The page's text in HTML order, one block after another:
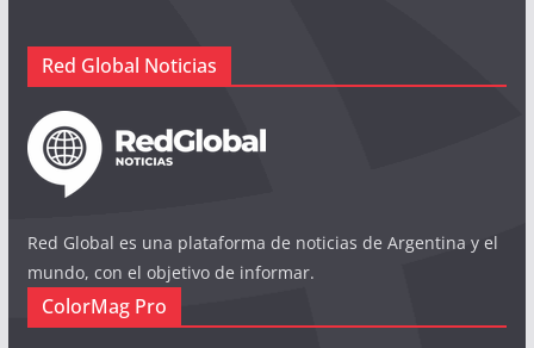
Red Global Noticias
Red Global es una plataforma de noticias de Argentina y el
mundo, con el objetivo de informar.
ColorMag Pro